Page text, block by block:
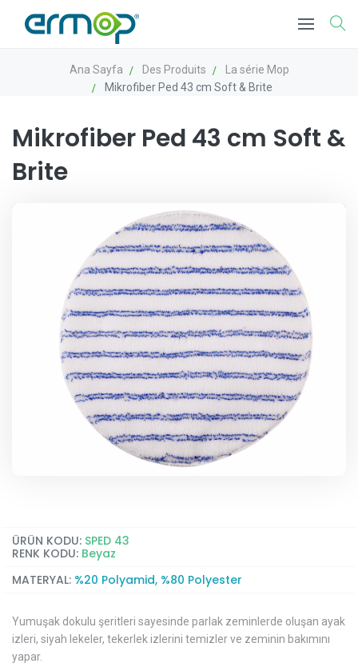
Ana Sayfa Des Produits
La série Mop
Mikrofiber Ped 43 cm Soft & Brite
Mikrofiber Ped 43 cm Soft &
Brite
ÜRÜN KODU: SPED 43
RENK KODU: Beyaz
MATERYAL: %20 Polyamid, %80 Polyester
Yumuşak dokulu şeritleri sayesinde parlak zeminlerde oluşan ayak
izleri, siyah lekeler, tekerlek izlerini temizler ve zeminin bakımını
yapar.